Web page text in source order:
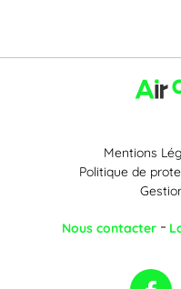
Mentions
Politique de
Nous contacter